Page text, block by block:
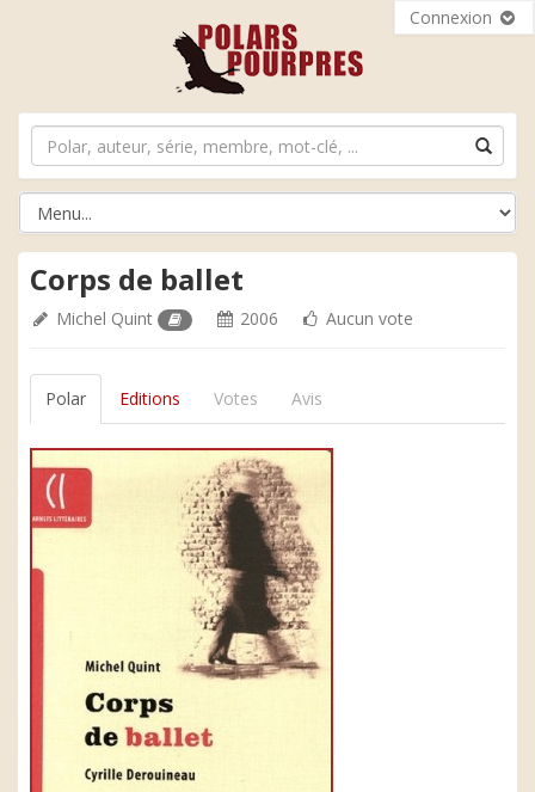
Connexion
Corps de ballet
Michel Quint 2006 Aucun vote
Polar Editions Votes Avis